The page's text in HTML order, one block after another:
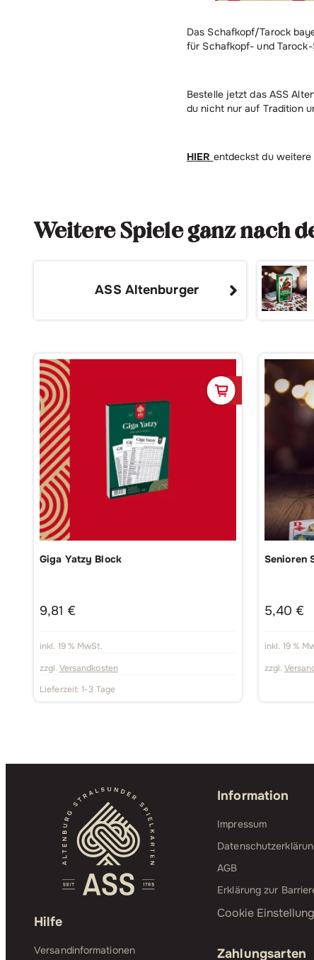
Das Schafkopf/Tarock
für Schafkopf- und
Bestelle jetzt das ASS
du nicht nur auf Tradition
HIER entdeckst du weitere
Weitere Spiele ganz nach
ASS Altenburger
Giga Yatzy Block
9,81 €
inkl. 19 % MwSt.
zzgl. Versandkosten
Lieferzeit:1-3 Tage
In den
Senioren
5,40 €
inkl. 19 %
zzgl.
Hilfe
Versandinformationen
Information
Impressum
AGB
Erklärung zur
Cookie
Zahlungsarten